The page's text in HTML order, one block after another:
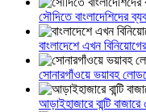
সৌদিতে বাংলাদেশিদের
বাংলাদেশে এখন
সোনারগাঁওয়ে ভয়াবহ
আড়াইহাজারে বান্টি